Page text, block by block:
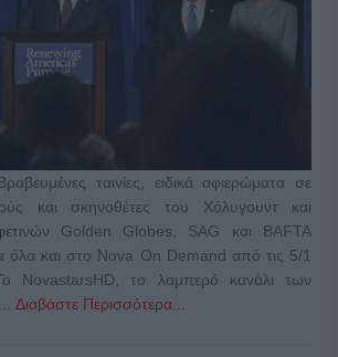
ταινίες, ειδικά αφιερώματα σε
και σκηνοθέτες του Χόλυγουντ και
Golden Globes, SAG και BAFTA
όλα και στο Nova On Demand από τις 5/1
το λαμπερό κανάλι των
Διαβάστε Περισσότερα...